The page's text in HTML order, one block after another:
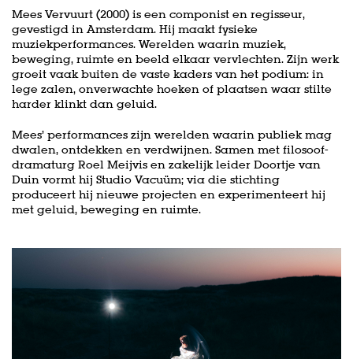
Mees Vervuurt (2000) is een componist en regisseur,
gevestigd in Amsterdam. Hij maakt fysieke
muziekperformances. Werelden waarin muziek,
beweging, ruimte en beeld elkaar vervlechten. Zijn werk
groeit vaak buiten de vaste kaders van het podium: in
lege zalen, onverwachte hoeken of plaatsen waar stilte
harder klinkt dan geluid.
Mees’ performances zijn werelden waarin publiek mag
dwalen, ontdekken en verdwijnen. Samen met filosoof-
dramaturg Roel Meijvis en zakelijk leider Doortje van
Duin vormt hij Studio Vacuüm; via die stichting
produceert hij nieuwe projecten en experimenteert hij
met geluid, beweging en ruimte.